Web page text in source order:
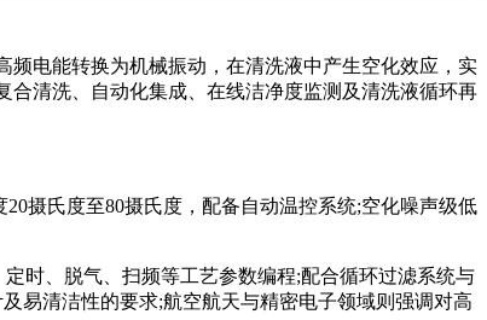
电能转换为机械振动，在清洗液中产生空化效应，实
清洗、自动化集成、在线洁净度监测及清洗液循环再
摄氏度至80摄氏度，配备自动温控系统;空化噪声级低
时、脱气、扫频等工艺参数编程;配合循环过滤系统与
易清洁性的要求;航空航天与精密电子领域则强调对高